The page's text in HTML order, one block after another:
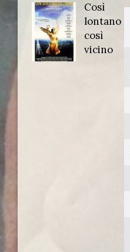
Così
lontano
così
vicino